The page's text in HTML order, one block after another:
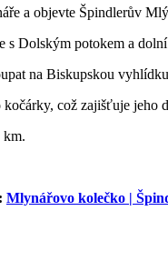
a objevte Špindlerův
s Dolským potokem a
na Biskupskou
což zajišťuje jeho
km.
Mlynářovo kolečko |